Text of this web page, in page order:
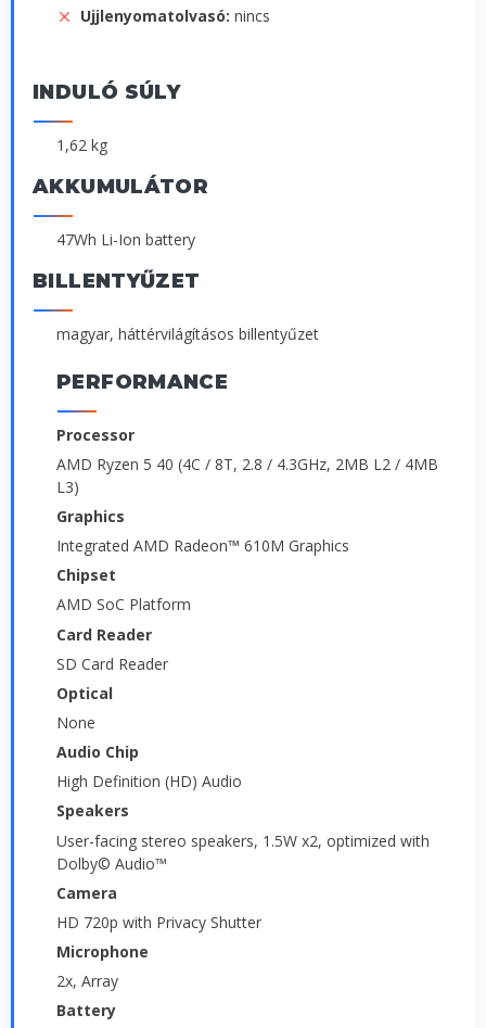
Ujjlenyomatolvasó: nincs
INDULÓ SÚLY
1,62 kg
AKKUMULÁTOR
47Wh Li-Ion battery
BILLENTYŰZET
magyar, háttérvilágításos billentyűzet
PERFORMANCE
Processor
AMD Ryzen 5 40 (4C / 8T, 2.8 / 4.3GHz, 2MB L2 / 4MB
L3)
Graphics
Integrated AMD Radeon™ 610M Graphics
Chipset
AMD SoC Platform
Card Reader
SD Card Reader
Optical
None
Audio Chip
High Definition (HD) Audio
Speakers
User-facing stereo speakers, 1.5W x2, optimized with
Dolby© Audio™
Camera
HD 720p with Privacy Shutter
Microphone
2x, Array
Battery